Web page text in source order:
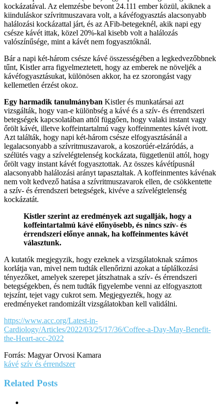
kockázatával. Az elemzésbe bevont 24.111 ember közül, akiknek a
kiinduláskor szívritmuszavara volt, a kávéfogyasztás alacsonyabb
halálozási kockázattal járt, és az AFib-betegeknél, akik napi egy
csésze kávét ittak, közel 20%-kal kisebb volt a halálozás
valószínűsége, mint a kávét nem fogyasztóknál.
Bár a napi két-három csésze kávé összességében a legkedvezőbbnek
tűnt, Kistler arra figyelmeztetett, hogy az emberek ne növeljék a
kávéfogyasztásukat, különösen akkor, ha ez szorongást vagy
kellemetlen érzést okoz.
Egy harmadik tanulmányban Kistler és munkatársai azt
vizsgálták, hogy van-e különbség a kávé és a szív- és érrendszeri
betegségek kapcsolatában attól függően, hogy valaki instant vagy
őrölt kávét, illetve koffeintartalmú vagy koffeinmentes kávét ivott.
Azt találták, hogy napi két-három csésze elfogyasztásánál a
legalacsonyabb a szívritmuszavarok, a koszorúér-elzáródás, a
szélütés vagy a szívelégtelenség kockázata, függetlenül attól, hogy
őrölt vagy instant kávét fogyasztottak. Az összes kávétípusnál
alacsonyabb halálozási arányt tapasztaltak. A koffeinmentes kávénak
nem volt kedvező hatása a szívritmuszavarok ellen, de csökkentette
a szív- és érrendszeri betegségek, kivéve a szívelégtelenség
kockázatát.
Kistler szerint az eredmények azt sugallják, hogy a
koffeintartalmú kávé előnyösebb, és nincs szív- és
érrendszeri előnye annak, ha koffeinmentes kávét
választunk.
A kutatók megjegyzik, hogy ezeknek a vizsgálatoknak számos
korlátja van, mivel nem tudták ellenőrizni azokat a táplálkozási
tényezőket, amelyek szerepet játszhatnak a szív- és érrendszeri
betegségekben, és nem tudták figyelembe venni az elfogyasztott
tejszínt, tejet vagy cukrot sem. Megjegyezték, hogy az
eredményeket randomizált vizsgálatokban kell validálni.
https://www.acc.org/Latest-in-
Cardiology/Articles/2022/03/25/17/36/Coffee-a-Day-May-Benefit-
the-Heart-acc-2022
Forrás: Magyar Orvosi Kamara
kávé szív és érrendszer
Related Posts